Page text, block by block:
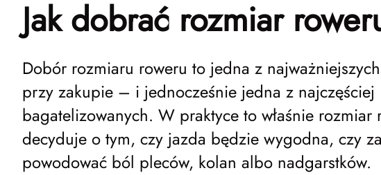
Jak dobrać rozmiar
Dobór rozmiaru roweru to jedna z
przy zakupie – i jednocześnie jedna z najczęściej
bagatelizowanych. W praktyce to właśnie rozmiar
decyduje o tym, czy jazda będzie wygodna, czy
powodować ból pleców, kolan albo nadgarstków.